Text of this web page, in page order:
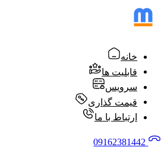
خانه
قابلیت ها
سرویس
قیمت گذاری
ارتباط با ما